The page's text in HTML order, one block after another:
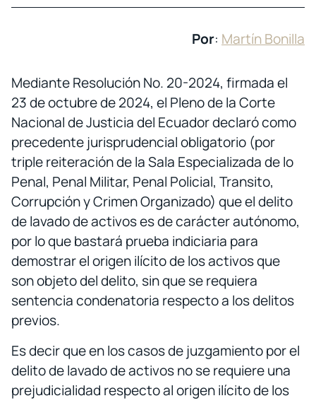
Por: Martín Bonilla
Mediante Resolución No. 20-2024, firmada el
23 de octubre de 2024, el Pleno de la Corte
Nacional de Justicia del Ecuador declaró como
precedente jurisprudencial obligatorio (por
triple reiteración de la Sala Especializada de lo
Penal, Penal Militar, Penal Policial, Transito,
Corrupción y Crimen Organizado) que el delito
de lavado de activos es de carácter autónomo,
por lo que bastará prueba indiciaria para
demostrar el origen ilícito de los activos que
son objeto del delito, sin que se requiera
sentencia condenatoria respecto a los delitos
previos.
Es decir que en los casos de juzgamiento por el
delito de lavado de activos no se requiere una
prejudicialidad respecto al origen ilícito de los